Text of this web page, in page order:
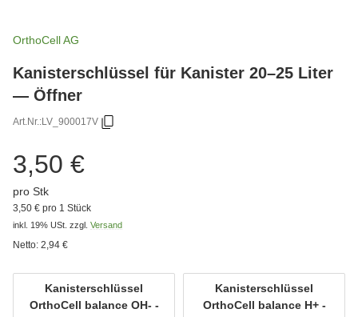
OrthoCell AG
Kanisterschlüssel für Kanister 20–25 Liter
— Öffner
Art.Nr.:LV_900017V
3,50 €
pro Stk
3,50 € pro 1 Stück
inkl. 19% USt. zzgl. Versand
Netto: 2,94 €
Kanisterschlüssel
OrthoCell balance OH- -
Kanisterschlüssel OrthoCell balance OH- - Lösung
Kanisterschlüssel
OrthoCell balance H+ -
Kanisterschlüssel